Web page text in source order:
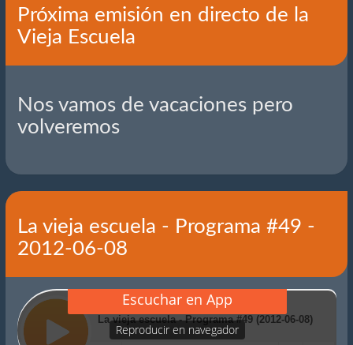
Próxima emisión en directo de la
Vieja Escuela
Nos vamos de vacaciones pero
volveremos
La vieja escuela - Programa #49 -
2012-06-08